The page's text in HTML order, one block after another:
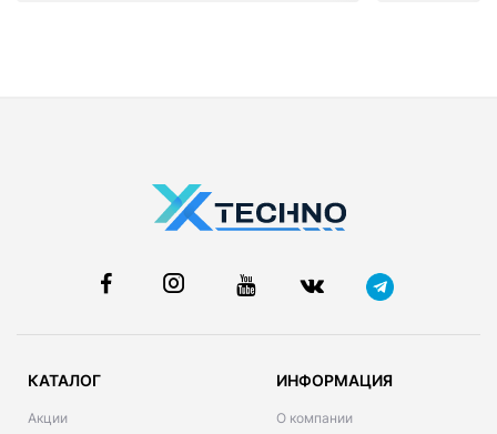
КАТАЛОГ
Акции
ИНФОРМАЦИЯ
О компании